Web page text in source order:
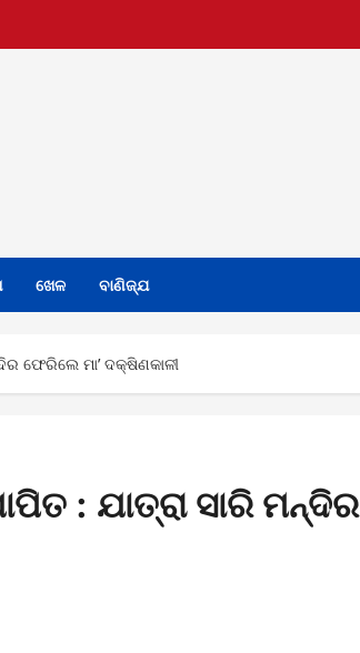
ଖେଳ ବାଣିଜ୍ଯ
ଫେରିଲେ ମା’ ଦକ୍ଷିଣକାଳୀ
: ଯାତ୍ରା ସାରି ମନ୍ଦିର